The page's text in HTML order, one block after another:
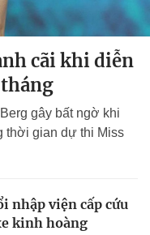
cãi khi diễn
gây bất ngờ khi
thời gian dự thi Miss
nhập viện cấp cứu
kinh hoàng